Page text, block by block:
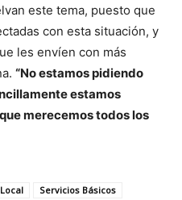
este tema, puesto que
con esta situación, y
les envíen con más
“No estamos pidiendo
estamos
merecemos todos los
Local
Servicios Básicos